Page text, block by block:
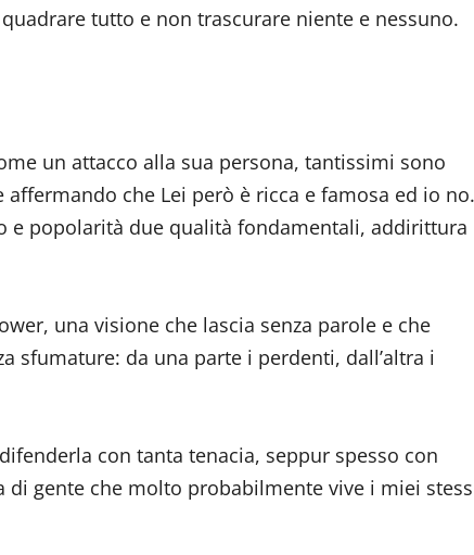
tutto e non trascurare niente e nessuno.
un attacco alla sua persona, tantissimi sono
che Lei però è ricca e famosa ed io no.
e popolarità due qualità fondamentali, addirittura
una visione che lascia senza parole e che
sfumature: da una parte i perdenti, dall’altra i
con tanta tenacia, seppur spesso con
gente che molto probabilmente vive i miei